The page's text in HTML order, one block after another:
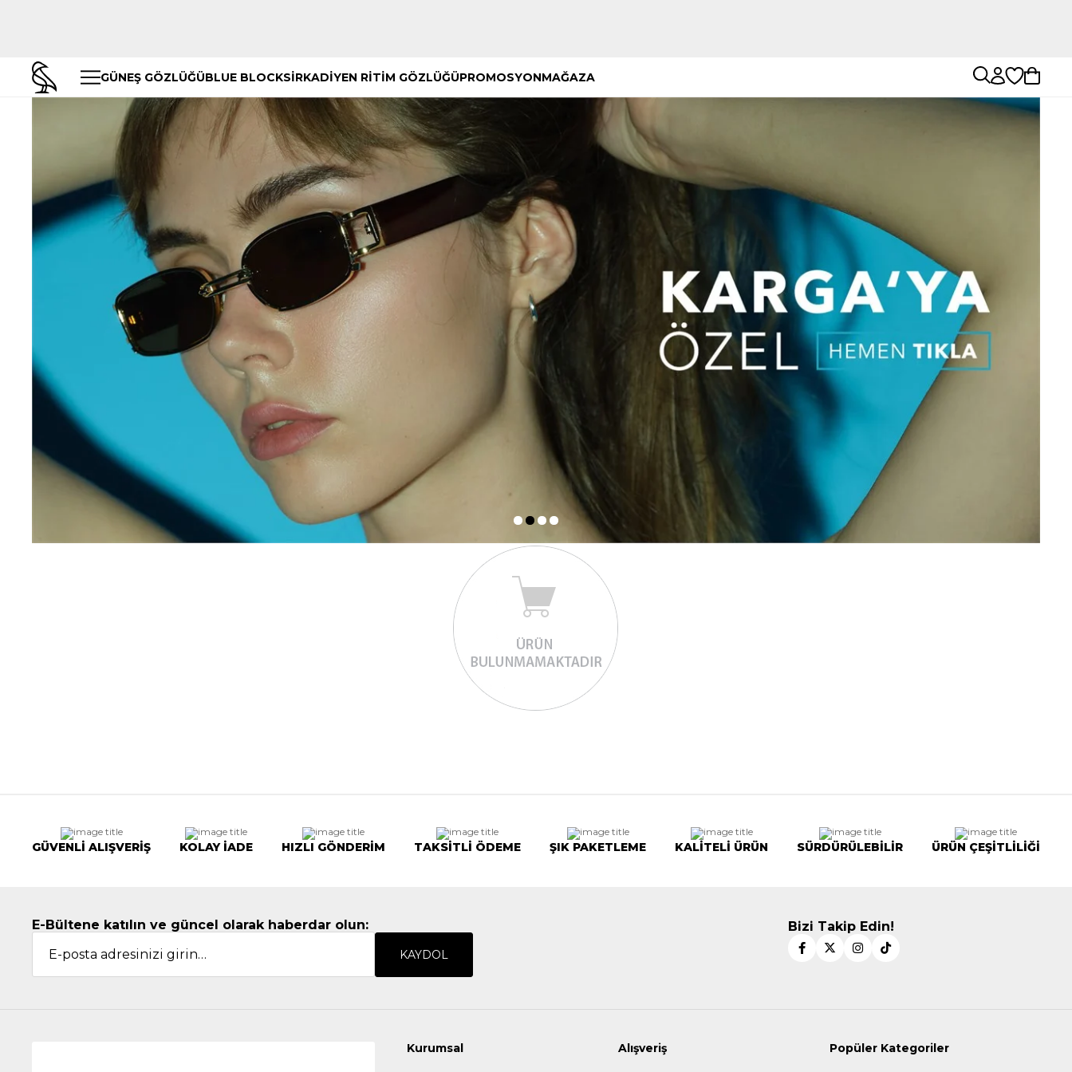
GÜNEŞ GÖZLÜĞÜBLUE BLOCKSİRKADİYEN RİTİM GÖZLÜĞÜPROMOSYONMAĞAZA
GÜVENLİ ALIŞVERİŞ KOLAY İADE HIZLI GÖNDERİM TAKSİTLİ ÖDEME ŞIK PAKETLEME KALİTELİ ÜRÜN SÜRDÜRÜLEBİLİR ÜRÜN ÇEŞİTLİLİĞİ
E-Bültene katılın ve güncel olarak haberdar olun:
KAYDOL
Bizi Takip Edin!
Kurumsal Alışveriş Popüler Kategoriler